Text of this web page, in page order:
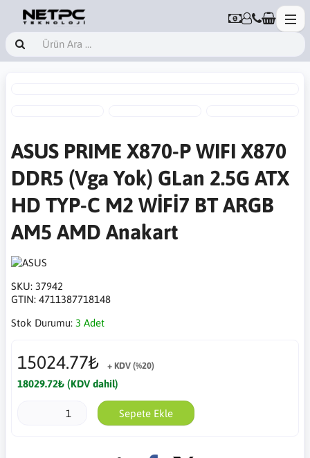
ASUS PRIME X870-P WIFI X870
DDR5 (Vga Yok) GLan 2.5G ATX
HD TYP-C M2 WİFİ7 BT ARGB
AM5 AMD Anakart
SKU: 37942
GTIN: 4711387718148
Stok Durumu: 3 Adet
15024.77₺ + KDV (%20)
18029.72₺ (KDV dahil)
Sepete Ekle